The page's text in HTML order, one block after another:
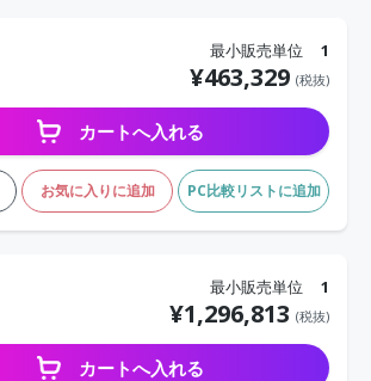
最小販売単位 1
¥463,329 (税抜)
カートへ入れる
お気に入りに追加 PC比較リストに追加
最小販売単位 1
¥1,296,813 (税抜)
カートへ入れる